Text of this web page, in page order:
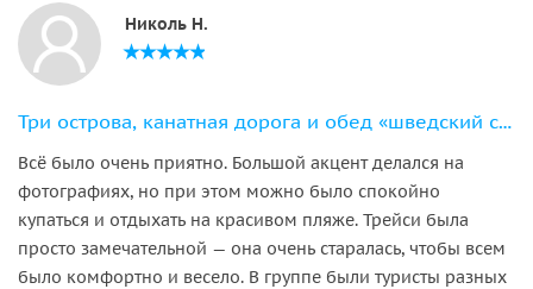
Николь Н.
Три острова, канатная дорога и обед «шведский стол»
Всё было очень приятно. Большой акцент делался на
фотографиях, но при этом можно было спокойно
купаться и отдыхать на красивом пляже. Трейси была
просто замечательной — она очень старалась, чтобы всем
было комфортно и весело. В группе были туристы разных